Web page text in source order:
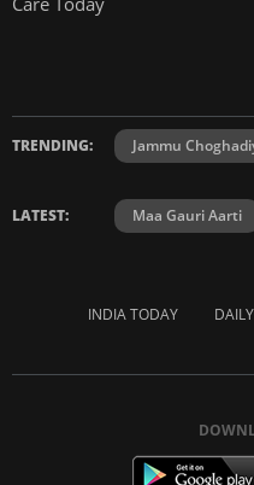
TRENDING: Jammu
LATEST: Maa Gauri Aarti
INDIA TODAY